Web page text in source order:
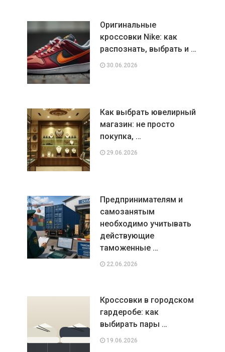
Оригинальные
кроссовки Nike: как
распознать, выбрать и …
30.06.2026
Как выбрать ювелирный
магазин: не просто
покупка, …
29.06.2026
Предпринимателям и
самозанятым
необходимо учитывать
действующие
таможенные …
22.06.2026
Кроссовки в городском
гардеробе: как
выбирать пары …
19.06.2026